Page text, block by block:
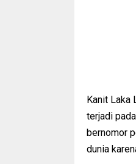
Kanit Laka
terjadi
bernomor
dunia